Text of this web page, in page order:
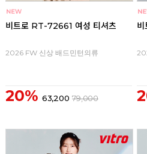
비트로 RT-72661 여성 티셔츠
2026 FW 신상 배드민턴의류
20% 63,200 79,000